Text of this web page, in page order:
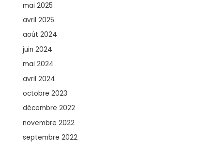
mai 2025
avril 2025
août 2024
juin 2024
mai 2024
avril 2024
octobre 2023
décembre 2022
novembre 2022
septembre 2022